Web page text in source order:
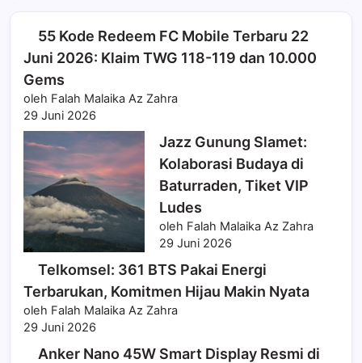
55 Kode Redeem FC Mobile Terbaru 22
Juni 2026: Klaim TWG 118-119 dan 10.000
Gems
oleh Falah Malaika Az Zahra
29 Juni 2026
Jazz Gunung Slamet:
Kolaborasi Budaya di
Baturraden, Tiket VIP
Ludes
oleh Falah Malaika Az Zahra
29 Juni 2026
Telkomsel: 361 BTS Pakai Energi
Terbarukan, Komitmen Hijau Makin Nyata
oleh Falah Malaika Az Zahra
29 Juni 2026
Anker Nano 45W Smart Display Resmi di